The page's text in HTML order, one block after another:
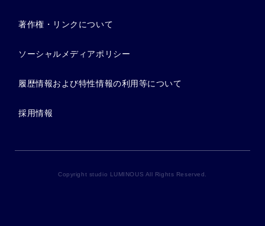
著作権・リンクについて
ソーシャルメディアポリシー
履歴情報および特性情報の利用等について
採用情報
Copyright studio LUMINOUS All Rights Reserved.